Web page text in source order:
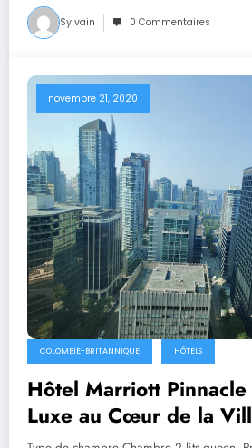
Sylvain 0 Commentaires
novembre 21, 2020
COLOMBIE-BRITANNIQUE HÔTELS
Hôtel Marriott
Luxe au Cœur de la